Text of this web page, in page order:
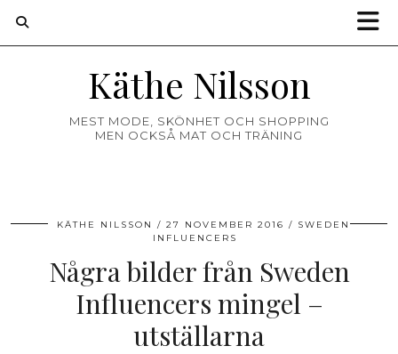
Käthe Nilsson
MEST MODE, SKÖNHET OCH SHOPPING
MEN OCKSÅ MAT OCH TRÄNING
KÄTHE NILSSON 27 NOVEMBER 2016
SWEDEN
INFLUENCERS
Några bilder från Sweden
Influencers mingel –
utställarna